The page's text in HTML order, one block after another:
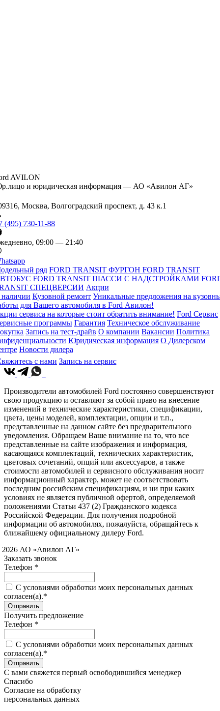
AVILON
и юридическая информация — АО «Авилон АГ»
Москва, Волгоградский проспект, д. 43 к.1
(495) 730-11-88
09:00 — 21:40
ряд FORD TRANSIT ФУРГОН FORD TRANSIT
FORD TRANSIT ШАССИ С НАДСТРОЙКАМИ
СПЕЦВЕРСИИ Акции
Кузовной ремонт Уникальные предложения на
для Вашего автомобиля в Ford Авилон!
сервиса на которые стоит обратить внимание! Ford Сервис
программы Гарантия Техническое обслуживание
Запись на тест-драйв О компании Вакансии Политика
Юридическая информация О Дилерском
Новости дилера
с нами Запись на сервис
Производители автомобилей Ford постоянно совершенствуют
свою продукцию и оставляют за собой право на внесение
изменений в технические характеристики, спецификации,
цвета, цены моделей, комплектации, опции и т.п.,
представленные на данном сайте без предварительного
уведомления. Обращаем Ваше внимание на то, что все
представленные на сайте изображения и информация,
касающаяся комплектаций, технических характеристик,
цветовых сочетаний, опций или аксессуаров, а также
стоимости автомобилей и сервисного обслуживания носит
информационный характер, может не соответствовать
последним российским спецификациям, и ни при каких
условиях не является публичной офертой, определяемой
положениями Статьи 437 (2) Гражданского кодекса
Российской Федерации. Для получения подробной
информации об автомобилях, пожалуйста, обращайтесь к
ближайшему официальному дилеру Ford.
АО «Авилон АГ»
Заказать звонок
Телефон *
C условиями обработки моих персональных данных
согласен(а).*
Получить предложение
Телефон *
C условиями обработки моих персональных данных
согласен(а).*
С вами свяжется первый освободившийся менеджер
Спасибо
Согласие на обработку
персональных данных